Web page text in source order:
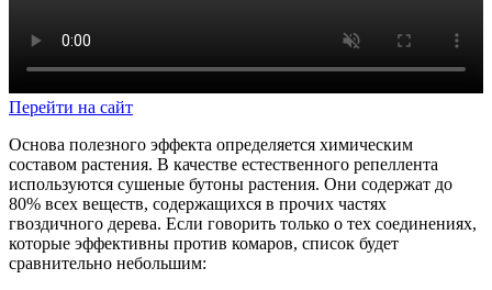
Перейти на сайт
Основа полезного эффекта определяется химическим
составом растения. В качестве естественного репеллента
используются сушеные бутоны растения. Они содержат до
80% всех веществ, содержащихся в прочих частях
гвоздичного дерева. Если говорить только о тех соединениях,
которые эффективны против комаров, список будет
сравнительно небольшим: